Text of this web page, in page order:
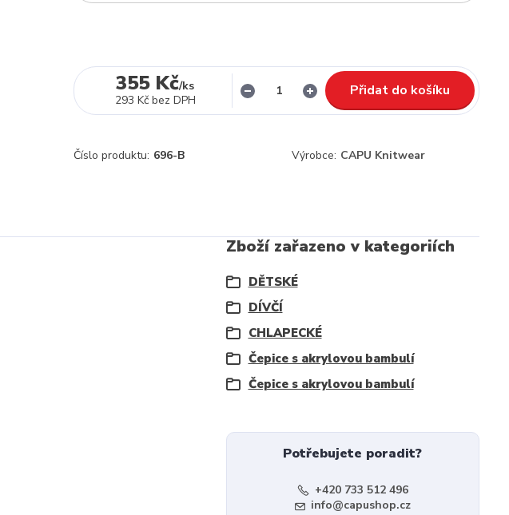
355 Kč/ks
293 Kč bez DPH
Přidat do košíku
Číslo produktu: 696-B Výrobce: CAPU Knitwear
Zboží zařazeno v kategoriích
DĚTSKÉ
DÍVČÍ
CHLAPECKÉ
Čepice s akrylovou bambulí
Čepice s akrylovou bambulí
Potřebujete poradit?
+420 733 512 496
info@capushop.cz